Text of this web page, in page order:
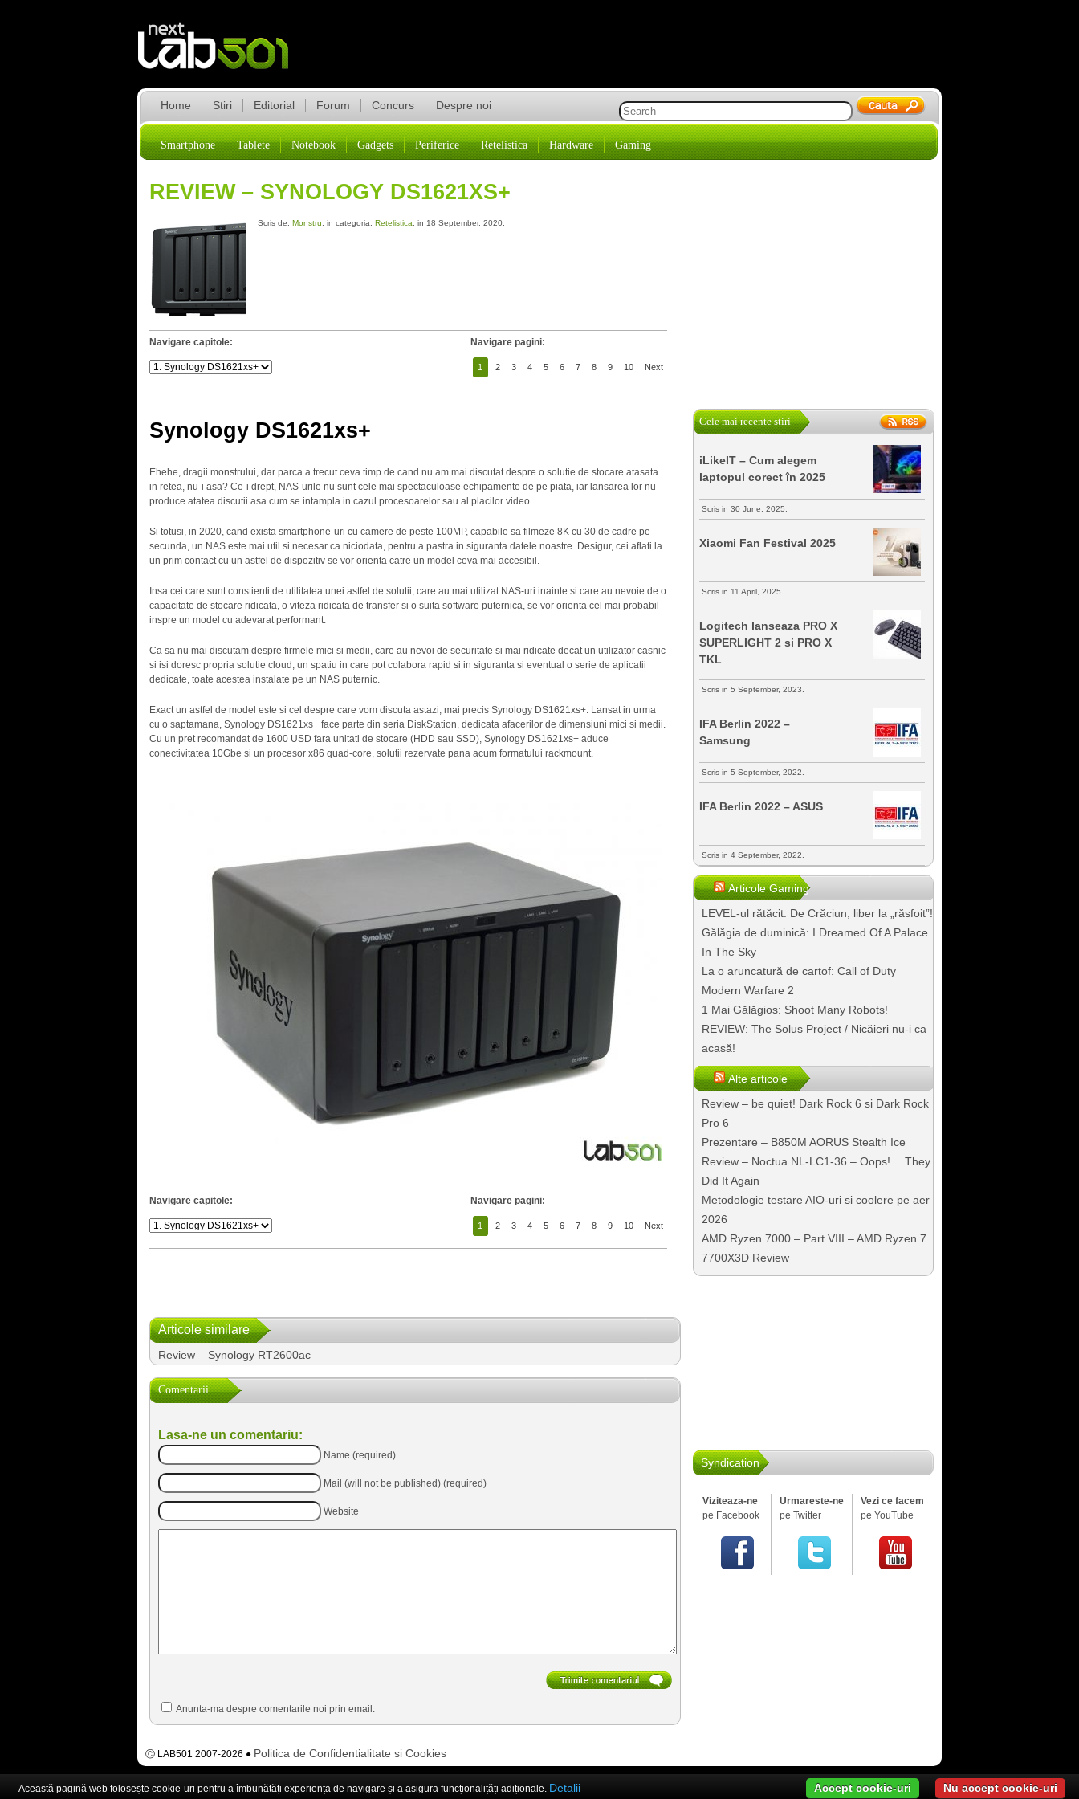
Home Stiri Editorial Forum Concurs Despre noi
Smartphone Tablete Notebook Gadgets Periferice Retelistica Hardware Gaming
REVIEW – SYNOLOGY DS1621XS+
Scris de: Monstru , in categoria: Retelistica , in 18 September, 2020.
Navigare capitole: Navigare pagini:
1 2 3 4 5 6 7 8 9 10 Next
Synology DS1621xs+
Ehehe, dragii monstrului, dar parca a trecut ceva timp de cand nu am mai discutat despre o solutie de stocare atasata
in retea, nu-i asa? Ce-i drept, NAS-urile nu sunt cele mai spectaculoase echipamente de pe piata, iar lansarea lor nu
produce atatea discutii asa cum se intampla in cazul procesoarelor sau al placilor video.
Si totusi, in 2020, cand exista smartphone-uri cu camere de peste 100MP, capabile sa filmeze 8K cu 30 de cadre pe
secunda, un NAS este mai util si necesar ca niciodata, pentru a pastra in siguranta datele noastre. Desigur, cei aflati la
un prim contact cu un astfel de dispozitiv se vor orienta catre un model ceva mai accesibil.
Insa cei care sunt constienti de utilitatea unei astfel de solutii, care au mai utilizat NAS-uri inainte si care au nevoie de o
capacitate de stocare ridicata, o viteza ridicata de transfer si o suita software puternica, se vor orienta cel mai probabil
inspre un model cu adevarat performant.
Ca sa nu mai discutam despre firmele mici si medii, care au nevoi de securitate si mai ridicate decat un utilizator casnic
si isi doresc propria solutie cloud, un spatiu in care pot colabora rapid si in siguranta si eventual o serie de aplicatii
dedicate, toate acestea instalate pe un NAS puternic.
Exact un astfel de model este si cel despre care vom discuta astazi, mai precis Synology DS1621xs+. Lansat in urma
cu o saptamana, Synology DS1621xs+ face parte din seria DiskStation, dedicata afacerilor de dimensiuni mici si medii.
Cu un pret recomandat de 1600 USD fara unitati de stocare (HDD sau SSD), Synology DS1621xs+ aduce
conectivitatea 10Gbe si un procesor x86 quad-core, solutii rezervate pana acum formatului rackmount.
Navigare capitole: Navigare pagini:
1 2 3 4 5 6 7 8 9 10 Next
Articole similare
Review – Synology RT2600ac
Comentarii
Lasa-ne un comentariu:
Name (required)
Mail (will not be published) (required)
Website
Anunta-ma despre comentarile noi prin email.
Cele mai recente stiri
iLikeIT – Cum alegem
laptopul corect în 2025
Scris in 30 June, 2025.
Xiaomi Fan Festival 2025
Scris in 11 April, 2025.
Logitech lanseaza PRO X
SUPERLIGHT 2 si PRO X
TKL
Scris in 5 September, 2023.
IFA Berlin 2022 –
Samsung
Scris in 5 September, 2022.
IFA Berlin 2022 – ASUS
Scris in 4 September, 2022.
Articole Gaming
LEVEL-ul rătăcit. De Crăciun, liber la „răsfoit”!
Gălăgia de duminică: I Dreamed Of A Palace
In The Sky
La o aruncatură de cartof: Call of Duty
Modern Warfare 2
1 Mai Gălăgios: Shoot Many Robots!
REVIEW: The Solus Project / Nicăieri nu-i ca
acasă!
Alte articole
Review – be quiet! Dark Rock 6 si Dark Rock
Pro 6
Prezentare – B850M AORUS Stealth Ice
Review – Noctua NL-LC1-36 – Oops!… They
Did It Again
Metodologie testare AIO-uri si coolere pe aer
2026
AMD Ryzen 7000 – Part VIII – AMD Ryzen 7
7700X3D Review
Syndication
Viziteaza-ne
pe Facebook
Urmareste-ne
pe Twitter
Vezi ce facem
pe YouTube
Ⓒ LAB501 2007-2026 ● Politica de Confidentialitate si Cookies
Această pagină web folosește cookie-uri pentru a îmbunătăți experiența de navigare și a asigura funcționalițăți adiționale. Detalii Nu accept cookie-uri
Accept cookie-uri